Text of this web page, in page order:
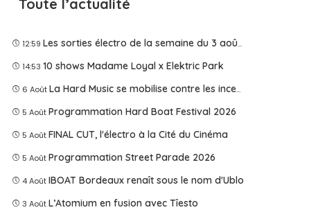
Toute l’actualité
12:59 Les sorties électro de la semaine du 3 août 2026
14:53 10 shows Madame Loyal x Elektric Park
6 Août La Hard Music se mobilise contre les incendies
5 Août Programmation Hard Boat Festival 2026
5 Août FINAL CUT, l'électro à la Cité du Cinéma
5 Août Programmation Street Parade 2026
4 Août IBOAT Bordeaux renaît sous le nom d'Ublo
3 Août L’Atomium en fusion avec Tîesto